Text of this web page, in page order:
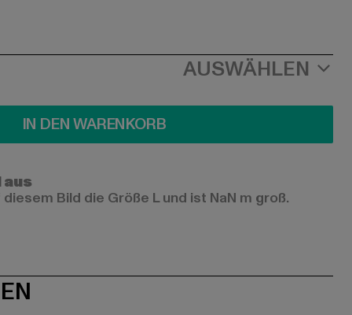
AUSWÄHLEN
IN DEN WARENKORB
Bild die Größe L und ist NaN m groß.